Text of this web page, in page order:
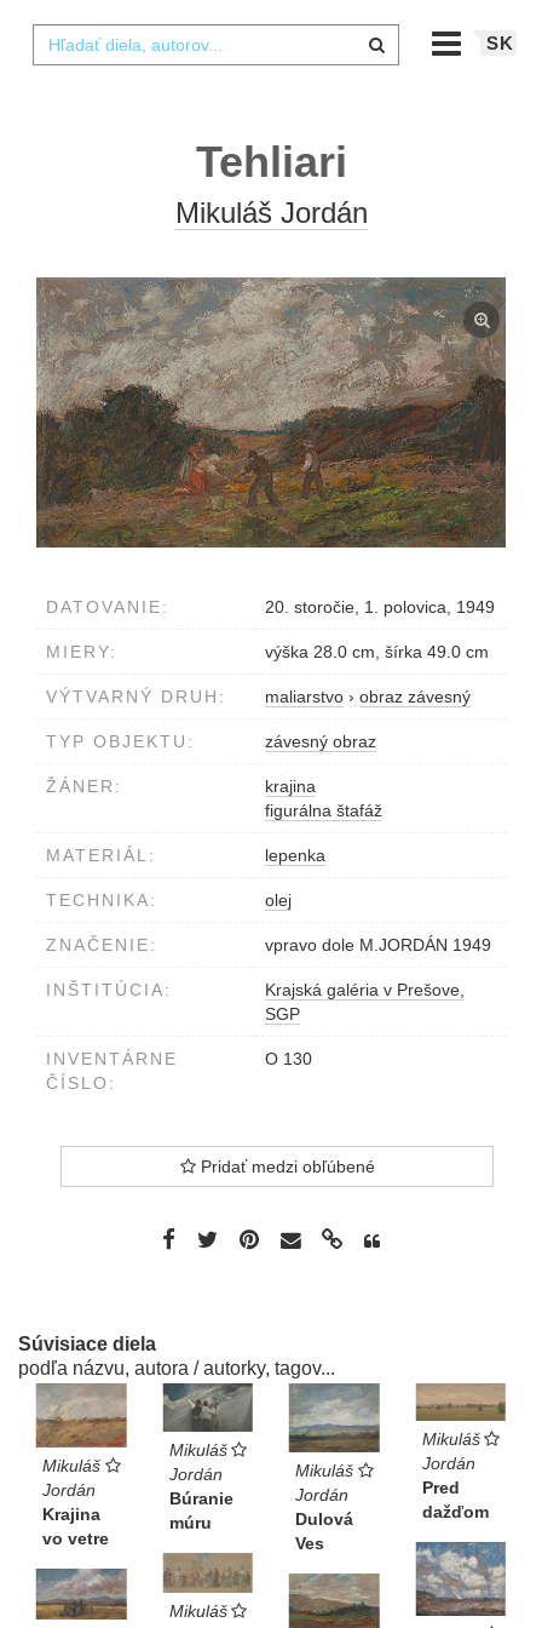
SK
Tehliari
Mikuláš Jordán
DATOVANIE: 20. storočie, 1. polovica, 1949
MIERY: výška 28.0 cm, šírka 49.0 cm
VÝTVARNÝ DRUH: maliarstvo › obraz závesný
TYP OBJEKTU: závesný obraz
ŽÁNER:
krajina
figurálna štafáž
MATERIÁL: lepenka
TECHNIKA: olej
ZNAČENIE: vpravo dole M.JORDÁN 1949
INŠTITÚCIA:
Krajská galéria v Prešove,
SGP
INVENTÁRNE
ČÍSLO:
O 130
Pridať medzi obľúbené
Súvisiace diela
podľa názvu, autora / autorky, tagov...
Mikuláš
Jordán
Krajina
vo vetre
Mikuláš
Jordán
Búranie
múru
Mikuláš
Jordán
Dulová
Ves
Mikuláš
Jordán
Pred
dažďom
Mikuláš